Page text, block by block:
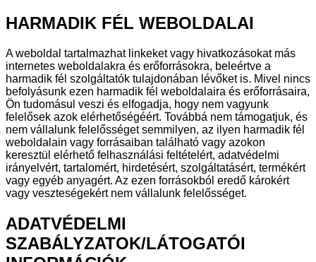
HARMADIK FÉL WEBOLDALAI
A weboldal tartalmazhat linkeket vagy hivatkozásokat más
internetes weboldalakra és erőforrásokra, beleértve a
harmadik fél szolgáltatók tulajdonában lévőket is. Mivel nincs
befolyásunk ezen harmadik fél weboldalaira és erőforrásaira,
Ön tudomásul veszi és elfogadja, hogy nem vagyunk
felelősek azok elérhetőségéért. Továbbá nem támogatjuk, és
nem vállalunk felelősséget semmilyen, az ilyen harmadik fél
weboldalain vagy forrásaiban található vagy azokon
keresztül elérhető felhasználási feltételért, adatvédelmi
irányelvért, tartalomért, hirdetésért, szolgáltatásért, termékért
vagy egyéb anyagért. Az ezen forrásokból eredő károkért
vagy veszteségekért nem vállalunk felelősséget.
ADATVÉDELMI
SZABÁLYZATOK/LÁTOGATÓI